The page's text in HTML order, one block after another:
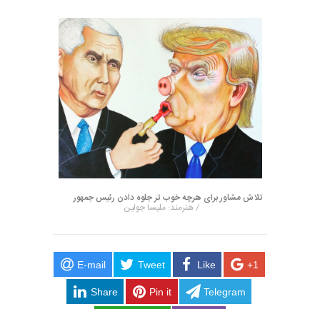
تلاش مشاور برای هرچه خوب تر جلوه دادن رئیس جمهور
/ هنرمند: ملیسا جولین
E-mail Tweet Like +1
Share Pin it Telegram